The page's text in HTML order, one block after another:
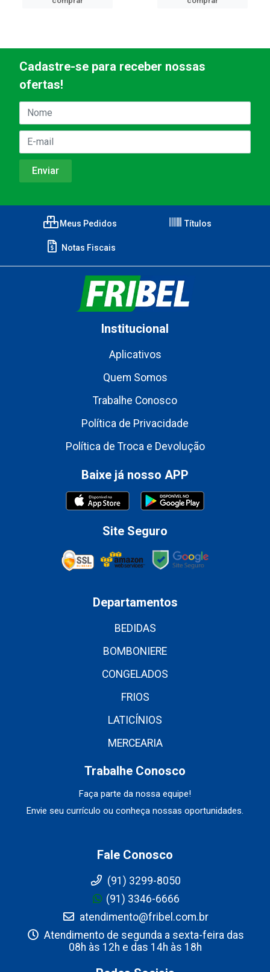
Cadastre-se para receber nossas
ofertas!
Meus Pedidos Títulos
Notas Fiscais
Institucional
Aplicativos
Quem Somos
Trabalhe Conosco
Política de Privacidade
Política de Troca e Devolução
Baixe já nosso APP
Site Seguro
Departamentos
BEDIDAS
BOMBONIERE
CONGELADOS
FRIOS
LATICÍNIOS
MERCEARIA
Trabalhe Conosco
Faça parte da nossa equipe!
Envie seu currículo ou conheça nossas oportunidades.
Fale Conosco
(91) 3299-8050
(91) 3346-6666
atendimento@fribel.com.br
Atendimento de segunda a sexta-feira das
08h às 12h e das 14h às 18h